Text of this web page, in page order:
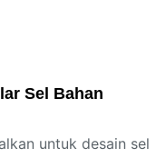
Sel Bahan
untuk desain sel